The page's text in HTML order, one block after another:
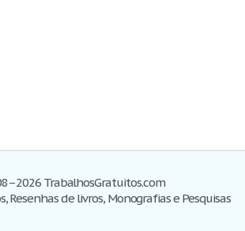
TrabalhosGratuitos.com
Resenhas de livros, Monografias e Pesquisas